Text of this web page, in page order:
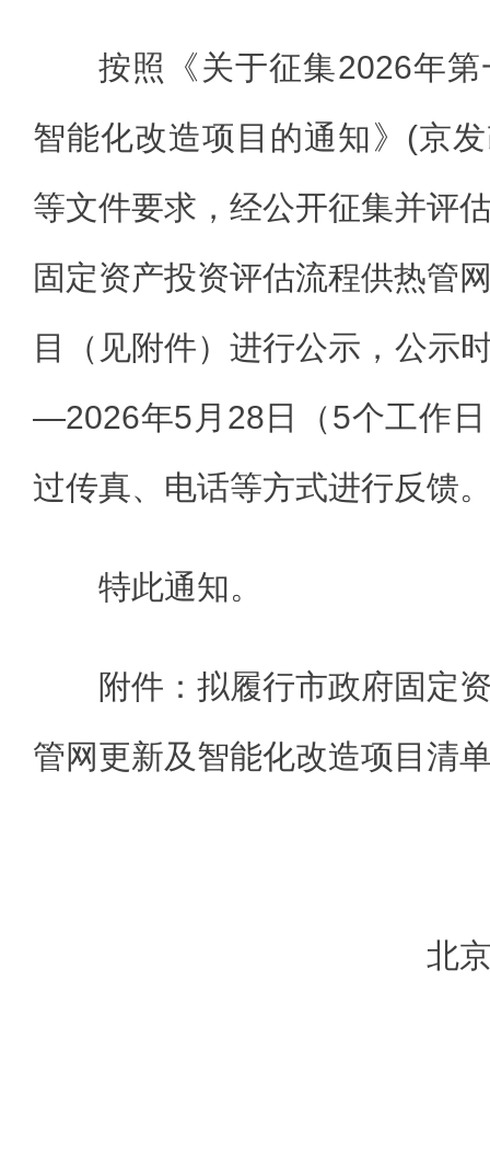
按照《关于征集2026年
智能化改造项目的通知》(京
等文件要求，经公开征集并评
固定资产投资评估流程供热管
目（见附件）进行公示，公示
—2026年5月28日（5个工作
过传真、电话等方式进行反馈
特此通知。
附件：拟履行市政府固定
管网更新及智能化改造项目清
北